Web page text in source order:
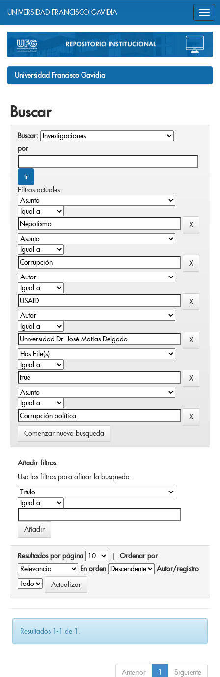
navigation
UNIVERSIDAD FRANCISCO GAVIDIA
Universidad Francisco Gavidia
Buscar
Buscar:
por
Filtros actuales:
Comenzar nueva busqueda
Añadir filtros:
Usa los filtros para afinar la busqueda.
Resultados por página | Ordenar por
En orden
Autor/registro
Resultados 1-1 de 1.
Anterior 1 Siguiente